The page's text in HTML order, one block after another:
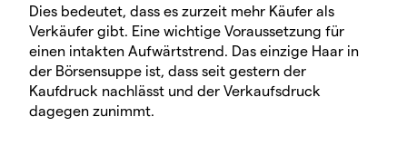
Dies bedeutet, dass es zurzeit mehr Käufer als
Verkäufer gibt. Eine wichtige Voraussetzung für
einen intakten Aufwärtstrend. Das einzige Haar in
der Börsensuppe ist, dass seit gestern der
Kaufdruck nachlässt und der Verkaufsdruck
dagegen zunimmt.